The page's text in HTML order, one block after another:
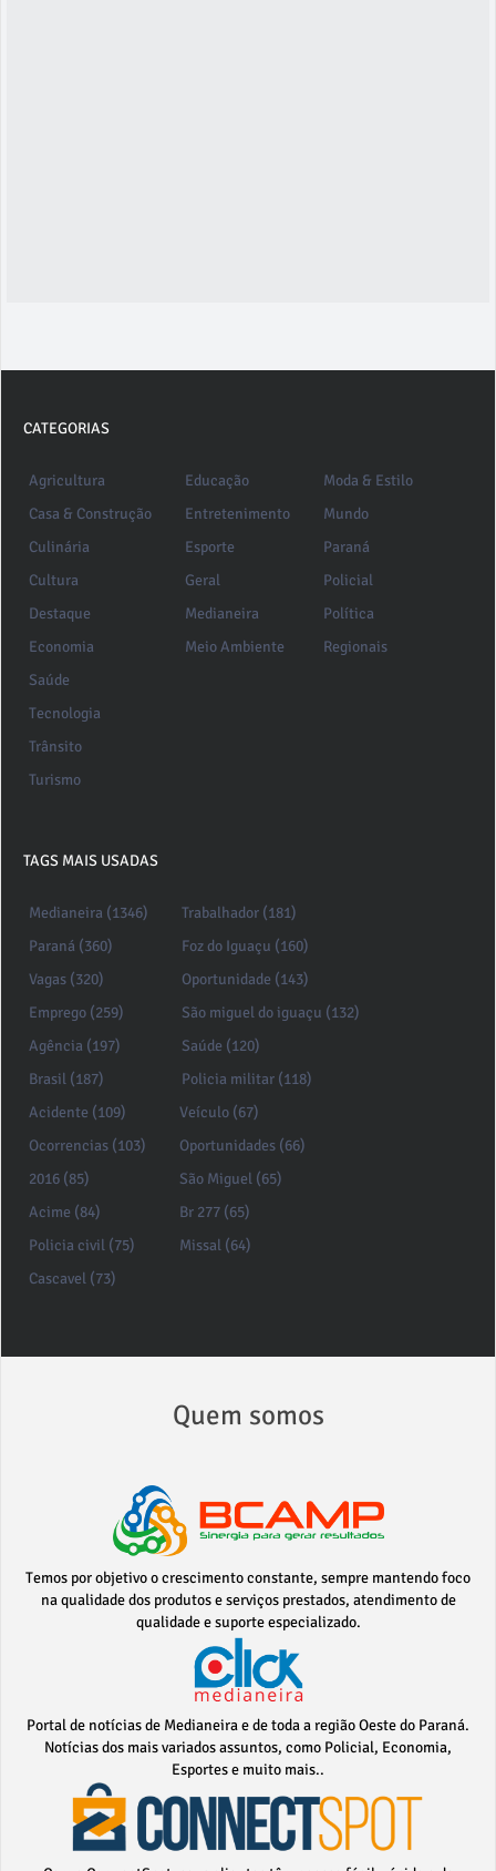
CATEGORIAS
Agricultura
Casa & Construção
Culinária
Cultura
Destaque
Economia
Educação
Entretenimento
Esporte
Geral
Medianeira
Meio Ambiente
Moda & Estilo
Mundo
Paraná
Policial
Política
Regionais
Saúde
Tecnologia
Trânsito
Turismo
TAGS MAIS USADAS
Medianeira (1346)
Paraná (360)
Vagas (320)
Emprego (259)
Agência (197)
Brasil (187)
Trabalhador (181)
Foz do Iguaçu (160)
Oportunidade (143)
São miguel do iguaçu (132)
Saúde (120)
Policia militar (118)
Acidente (109)
Ocorrencias (103)
2016 (85)
Acime (84)
Policia civil (75)
Cascavel (73)
Veículo (67)
Oportunidades (66)
São Miguel (65)
Br 277 (65)
Missal (64)
Quem somos
Temos por objetivo o crescimento constante, sempre mantendo foco
na qualidade dos produtos e serviços prestados, atendimento de
qualidade e suporte especializado.
Portal de notícias de Medianeira e de toda a região Oeste do Paraná.
Notícias dos mais variados assuntos, como Policial, Economia,
Esportes e muito mais..